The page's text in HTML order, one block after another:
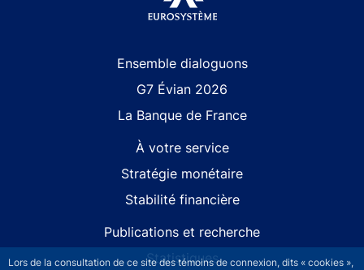
Lors de la consultation de ce site des témoins de connexion, dits « cookies »,
Ensemble dialoguons
G7 Évian 2026
La Banque de France
À votre service
Stratégie monétaire
Stabilité financière
Publications et recherche
Statistiques